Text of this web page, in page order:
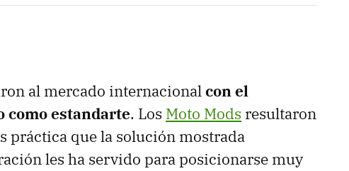
al mercado internacionalcon el
como estandarte. Los Moto Mods resultaron
práctica que la solución mostrada
les ha servido para posicionarse muy